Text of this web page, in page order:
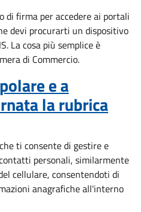
di firma per accedere ai portali
devi procurarti un dispositivo
La cosa più semplice è
di Commercio.
e a
la rubrica
ti consente di gestire e
personali, similarmente
cellulare, consentendoti di
anagrafiche all'interno